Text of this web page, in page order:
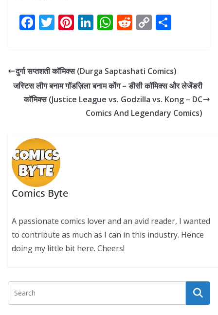
F
ac
b
o
o
T
w
er
Pi
nt
e
st
Li
n
e
dI
n
W
h
s
A
p
p
R
e
di
t
C
o
y
Li
n
k
e
दुर्गा सप्तशती कॉमिक्स (Durga Saptashati Comics)
जस्टिस लीग बनाम गॉडज़िला बनाम कोंग – डीसी कॉमिक्स और लेजेंडरी
कॉमिक्स (Justice League vs. Godzilla vs. Kong – DC
Comics And Legendary Comics)
Comics Byte
A passionate comics lover and an avid reader, I wanted
to contribute as much as I can in this industry. Hence
doing my little bit here. Cheers!